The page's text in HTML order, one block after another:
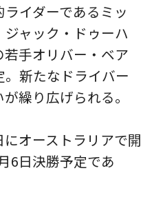
イダーであるミッ
ャック・ドゥーハ
手オリバー・ベア
新たなドライバー
繰り広げられる。
オーストラリアで開
6日決勝予定であ